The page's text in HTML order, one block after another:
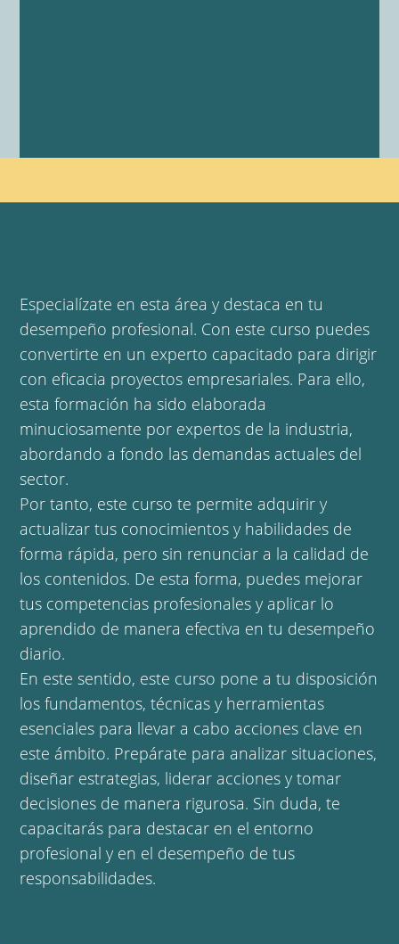
Especialízate en esta área y destaca en tu
desempeño profesional. Con este curso puedes
convertirte en un experto capacitado para dirigir
con eficacia proyectos empresariales. Para ello,
esta formación ha sido elaborada
minuciosamente por expertos de la industria,
abordando a fondo las demandas actuales del
sector.
Por tanto, este curso te permite adquirir y
actualizar tus conocimientos y habilidades de
forma rápida, pero sin renunciar a la calidad de
los contenidos. De esta forma, puedes mejorar
tus competencias profesionales y aplicar lo
aprendido de manera efectiva en tu desempeño
diario.
En este sentido, este curso pone a tu disposición
los fundamentos, técnicas y herramientas
esenciales para llevar a cabo acciones clave en
este ámbito. Prepárate para analizar situaciones,
diseñar estrategias, liderar acciones y tomar
decisiones de manera rigurosa. Sin duda, te
capacitarás para destacar en el entorno
profesional y en el desempeño de tus
responsabilidades.